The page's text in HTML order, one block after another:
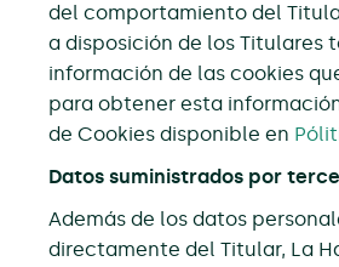
del comportamiento del
a disposición de los Titulares
información de las cookies
para obtener esta
de Cookies disponible en
Datos suministrados por
Además de los datos
directamente del Titular, La